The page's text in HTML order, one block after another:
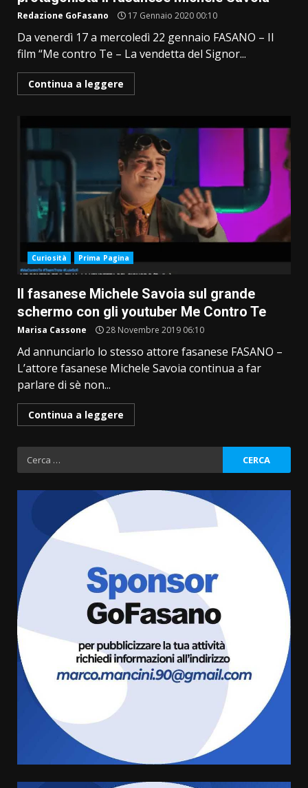
Redazione GoFasano 17 Gennaio 2020 00:10
Da venerdì 17 a mercoledì 22 gennaio FASANO – Il
film “Me contro Te – La vendetta del Signor...
Continua a leggere
Curiosità Prima Pagina
Il fasanese Michele Savoia sul grande
schermo con gli youtuber Me Contro Te
Marisa Cassone 28 Novembre 2019 06:10
Ad annunciarlo lo stesso attore fasanese FASANO –
L’attore fasanese Michele Savoia continua a far
parlare di sè non...
Continua a leggere
Ricerca
per:
Politiche Giovanili e Mobilità
Sostenibile: premiati gli studenti
universitari del bando “La strada
giusta”
8 Agosto 2026 07:15
“I Contestatori: Musica di
Rivoluzione”: nuovo
appuntamento con “Fasano in
Banda”